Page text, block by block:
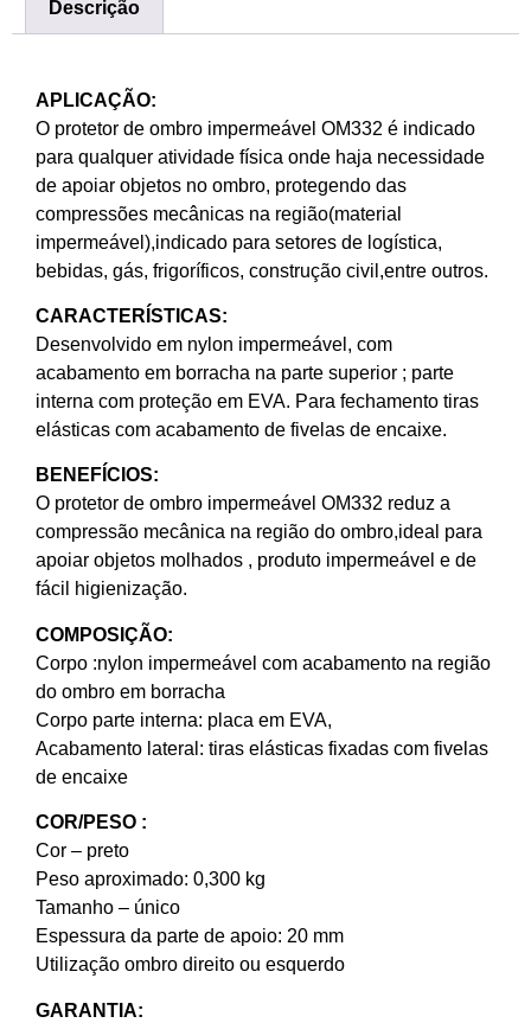
Descrição
APLICAÇÃO:
O protetor de ombro impermeável OM332 é indicado
para qualquer atividade física onde haja necessidade
de apoiar objetos no ombro, protegendo das
compressões mecânicas na região(material
impermeável),indicado para setores de logística,
bebidas, gás, frigoríficos, construção civil,entre outros.
CARACTERÍSTICAS:
Desenvolvido em nylon impermeável, com
acabamento em borracha na parte superior ; parte
interna com proteção em EVA. Para fechamento tiras
elásticas com acabamento de fivelas de encaixe.
BENEFÍCIOS:
O protetor de ombro impermeável OM332 reduz a
compressão mecânica na região do ombro,ideal para
apoiar objetos molhados , produto impermeável e de
fácil higienização.
COMPOSIÇÃO:
Corpo :nylon impermeável com acabamento na região
do ombro em borracha
Corpo parte interna: placa em EVA,
Acabamento lateral: tiras elásticas fixadas com fivelas
de encaixe
COR/PESO :
Cor – preto
Peso aproximado: 0,300 kg
Tamanho – único
Espessura da parte de apoio: 20 mm
Utilização ombro direito ou esquerdo
GARANTIA: